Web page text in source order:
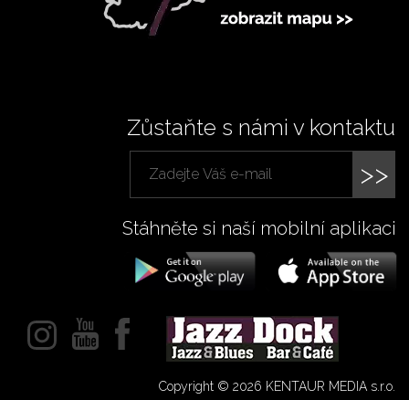
Zůstaňte s námi v kontaktu
>>
Stáhněte si naší mobilní aplikaci
Copyright © 2026 KENTAUR MEDIA s.r.o.